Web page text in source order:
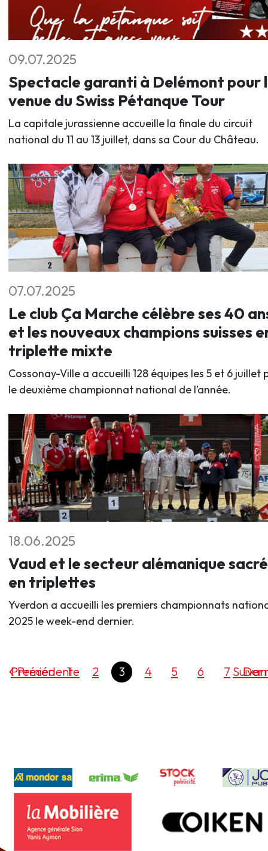
09.07.2025
Spectacle garanti à Delémont pour
venue du Swiss Pétanque Tour
La capitale jurassienne accueille la finale du circuit
national du 11 au 13 juillet, dans sa Cour du Château.
07.07.2025
Le club Ça Marche célèbre ses 40
et les nouveaux champions suisses
triplette mixte
Cossonay-Ville a accueilli 128 équipes les 5 et 6 juillet
le deuxième championnat national de l’année.
18.06.2025
Vaud et le secteur alémanique
en triplettes
Yverdon a accueilli les premiers championnats
2025 le week-end dernier.
Précédente
Premier 1 2 3 4 5 6 7